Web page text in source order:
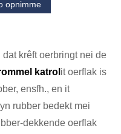
opnimme
krêft oerbringt nei de
katrol it oerflak is
ensfh., en it
rubber bedekt mei
dekkende oerflak